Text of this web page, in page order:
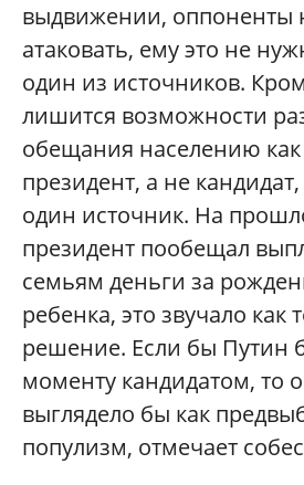
выдвижении, оппоненты
атаковать, ему это не
один из источников.
лишится возможности
обещания населению
президент, а не
один источник. На
президент пообещал
семьям деньги за
ребенка, это звучало как
решение. Если бы Путин
моменту кандидатом, то
выглядело бы как
популизм, отмечает